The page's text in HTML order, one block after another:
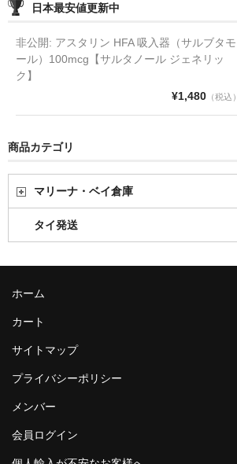
日本最安値更新中
非公開: アスタリン HFA 吸入器（サルブタモ
ール）100mcg【サルタノール ジェネリッ
ク】
¥1,480（税込）
商品カテゴリ
マリーナ・ベイ倉庫
タイ発送
ホーム
カート
サイトマップ
プライバシーポリシー
メンバー
会員ログイン